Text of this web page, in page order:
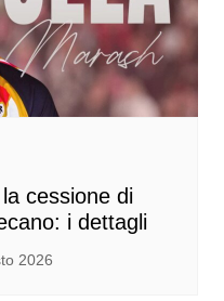
cessione di
i dettagli
2026